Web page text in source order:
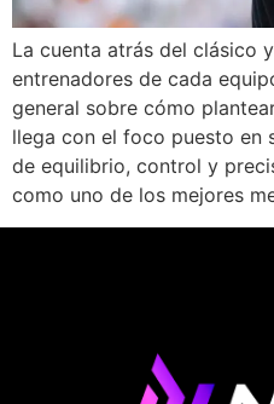
La cuenta atrás del clásico
entrenadores de cada
general sobre cómo
llega con el foco puesto en
de equilibrio, control y
como uno de los mejores